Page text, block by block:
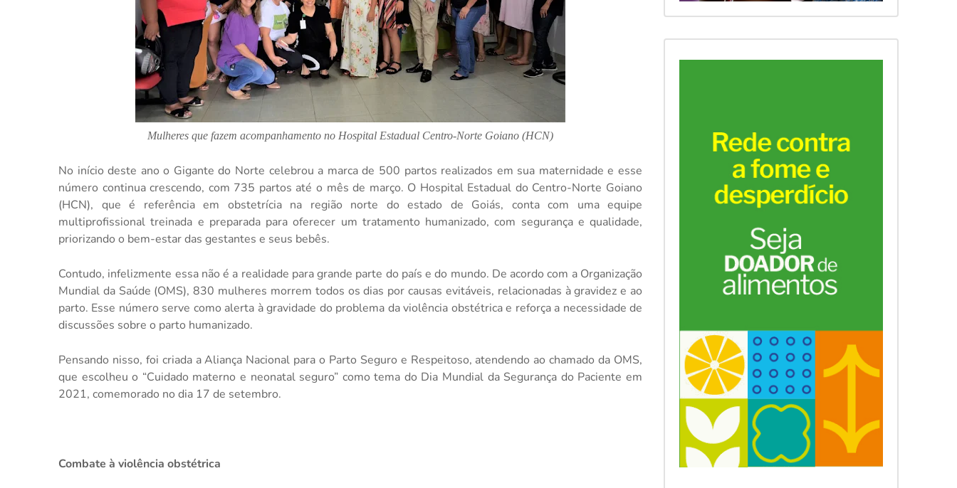
Mulheres que fazem acompanhamento no Hospital Estadual Centro-Norte Goiano (HCN)
No início deste ano o Gigante do Norte celebrou a marca de 500 partos realizados em sua maternidade e esse
número continua crescendo, com 735 partos até o mês de março. O Hospital Estadual do Centro-Norte Goiano
(HCN), que é referência em obstetrícia na região norte do estado de Goiás, conta com uma equipe
multiprofissional treinada e preparada para oferecer um tratamento humanizado, com segurança e qualidade,
priorizando o bem-estar das gestantes e seus bebês.
Contudo, infelizmente essa não é a realidade para grande parte do país e do mundo. De acordo com a Organização
Mundial da Saúde (OMS), 830 mulheres morrem todos os dias por causas evitáveis, relacionadas à gravidez e ao
parto. Esse número serve como alerta à gravidade do problema da violência obstétrica e reforça a necessidade de
discussões sobre o parto humanizado.
Pensando nisso, foi criada a Aliança Nacional para o Parto Seguro e Respeitoso, atendendo ao chamado da OMS,
que escolheu o “Cuidado materno e neonatal seguro” como tema do Dia Mundial da Segurança do Paciente em
2021, comemorado no dia 17 de setembro.
Combate à violência obstétrica